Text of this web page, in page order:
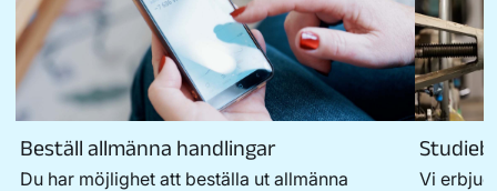
Beställ allmänna handlingar
Du har möjlighet att beställa ut allmänna
Vi